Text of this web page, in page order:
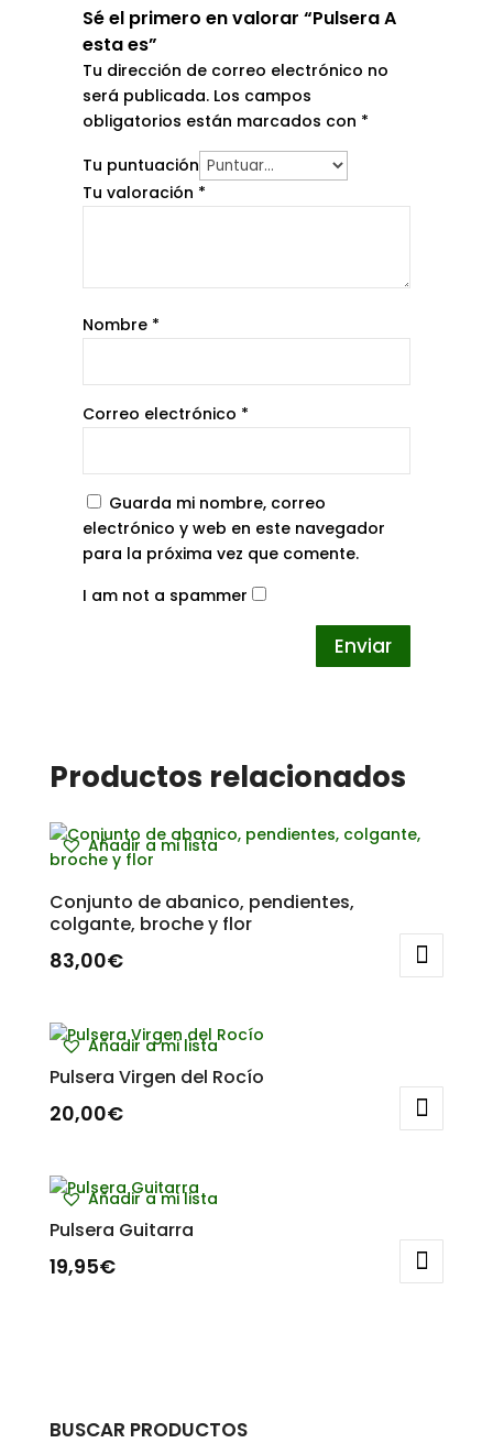
Sé el primero en valorar “Pulsera A
esta es”
Tu dirección de correo electrónico no
será publicada. Los campos
obligatorios están marcados con *
Tu puntuación
Tu valoración *
Nombre *
Correo electrónico *
Guarda mi nombre, correo
electrónico y web en este navegador
para la próxima vez que comente.
I am not a spammer
Productos relacionados
Añadir a mi lista
Conjunto de abanico, pendientes,
colgante, broche y flor
83,00€
Añadir a mi lista
Pulsera Virgen del Rocío
20,00€
Añadir a mi lista
Pulsera Guitarra
19,95€
BUSCAR PRODUCTOS